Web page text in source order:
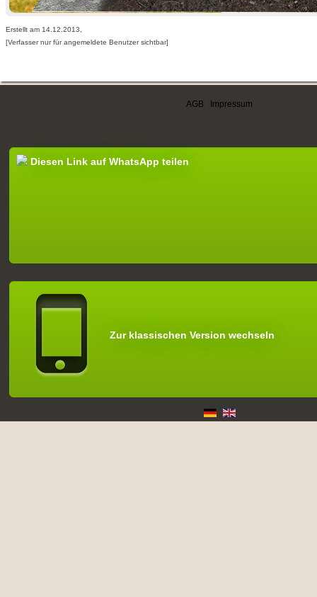
Erstellt am 14.12.2013,
[Verfasser nur für angemeldete Benutzer sichtbar]
AGB Impressum
Diesen Link auf WhatsApp teilen
Zur klassischen Version wechseln